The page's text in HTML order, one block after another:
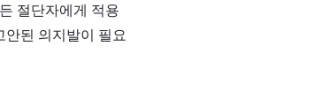
절단자에게 적용
된 의지발이 필요